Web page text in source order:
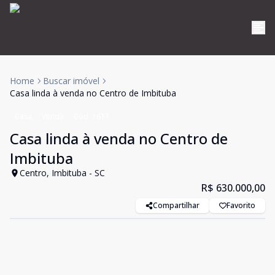
Home
Buscar imóvel
Casa linda à venda no Centro de Imbituba
Casa linda à venda no Centro de
Imbituba
Centro, Imbituba - SC
R$ 630.000,00
Compartilhar Favorito